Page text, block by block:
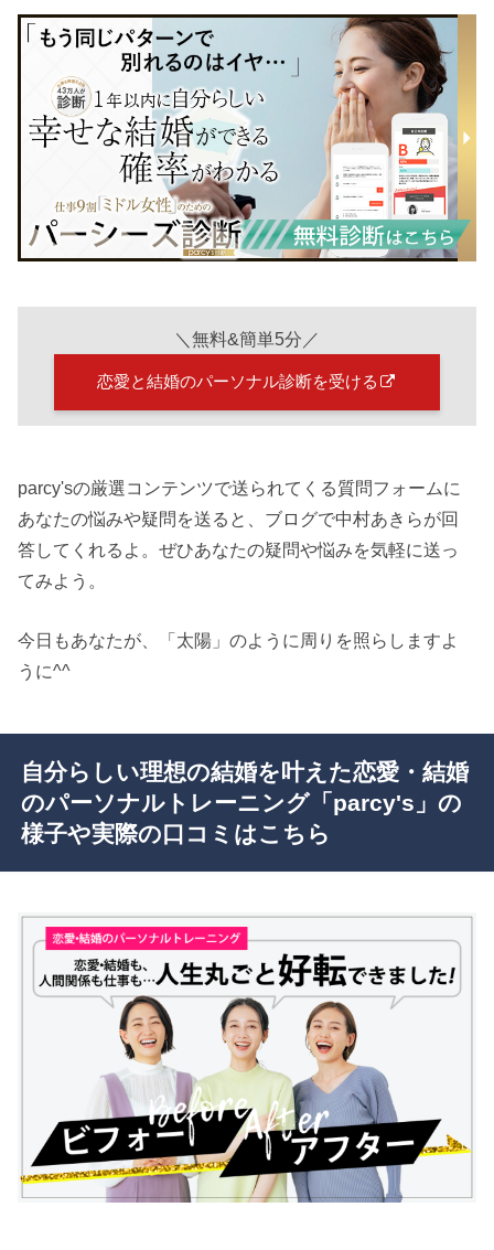
＼無料&簡単5分／
恋愛と結婚のパーソナル診断を受ける
parcy'sの厳選コンテンツで送られてくる質問フォームに
あなたの悩みや疑問を送ると、ブログで中村あきらが回
答してくれるよ。ぜひあなたの疑問や悩みを気軽に送っ
てみよう。
今日もあなたが、「太陽」のように周りを照らしますよ
うに^^
自分らしい理想の結婚を叶えた恋愛・結婚
のパーソナルトレーニング「parcy's」の
様子や実際の口コミはこちら